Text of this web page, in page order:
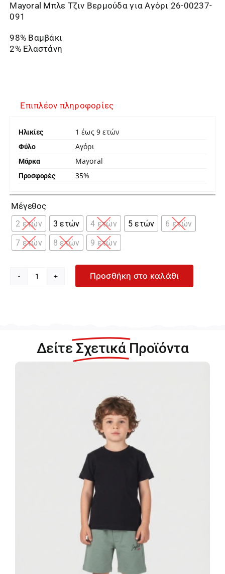
Mayoral Μπλε Τζιν Βερμούδα για Αγόρι 26-00237-
091
98% Βαμβάκι
2% Ελαστάνη
Επιπλέον πληροφορίες
Ηλικίες 1 έως 9 ετών
Φύλο Αγόρι
Μάρκα Mayoral
Προσφορές 35%
Μέγεθος
2 ετών 3 ετών 4 ετών 5 ετών
6 ετών
7 ετών
8 ετών 9 ετών
Mayoral
26-
Προσθήκη στο καλάθι
Δείτε Σχετικά Προϊόντα